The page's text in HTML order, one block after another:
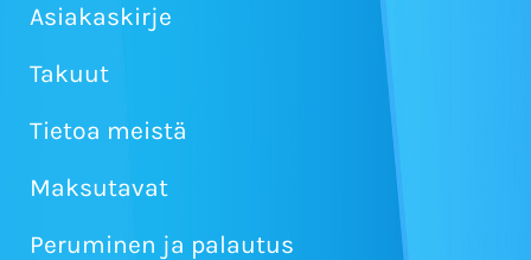
Asiakaskirje
Takuut
Tietoa meistä
Maksutavat
Peruminen ja palautus